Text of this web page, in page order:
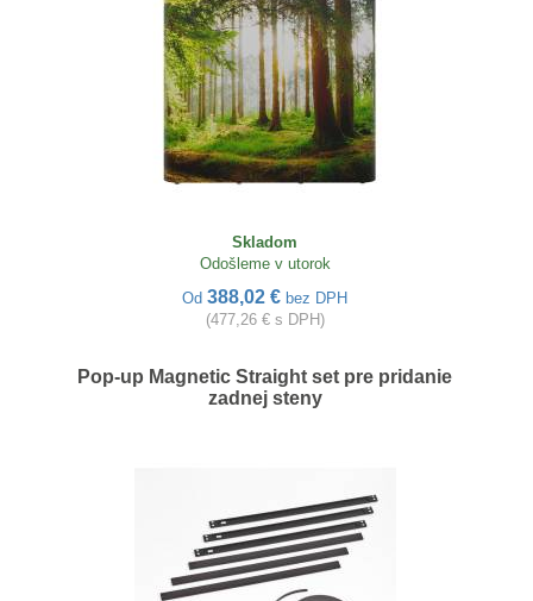
Skladom
Odošleme v utorok
Od 388,02 € bez DPH
(477,26 € s DPH)
Pop-up Magnetic Straight set pre pridanie
zadnej steny